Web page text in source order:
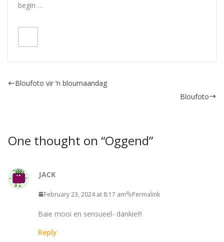
begin …
Bloufoto vir ‘n bloumaandag
Bloufoto
One thought on “Oggend”
JACK
February 23, 2024 at 8:17 am Permalink
Baie mooi en sensueel- dankie!!!
Reply